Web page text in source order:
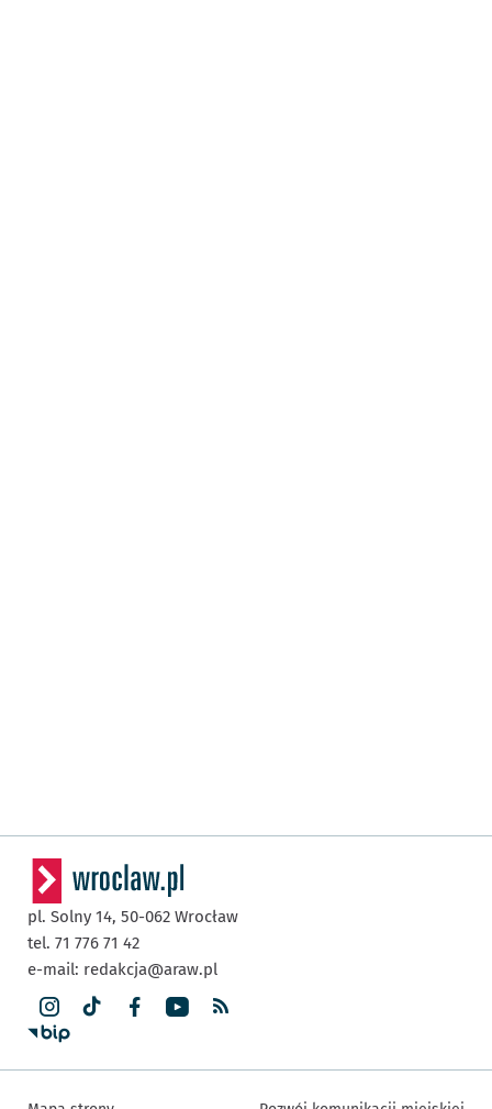
pl. Solny 14, 50-062 Wrocław
tel. 71 776 71 42
e-mail: redakcja@araw.pl